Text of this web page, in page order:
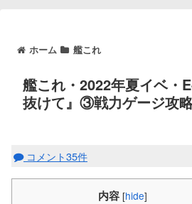
ホーム 艦これ
艦これ・2022年夏イベ・
抜けて』③戦力ゲージ攻
コメント35件
内容 [hide]